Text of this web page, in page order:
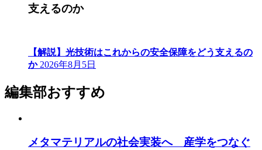
支えるのか
【解説】光技術はこれからの安全保障をどう支えるの
か 2026年8月5日
編集部おすすめ
メタマテリアルの社会実装へ 産学をつなぐ